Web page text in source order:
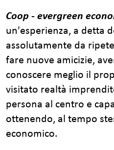
Coop - evergreen
un'esperienza, a detta
assolutamente da
fare nuove amicizie,
conoscere meglio il
visitato realtà
persona al centro e
ottenendo, al tempo
economico.